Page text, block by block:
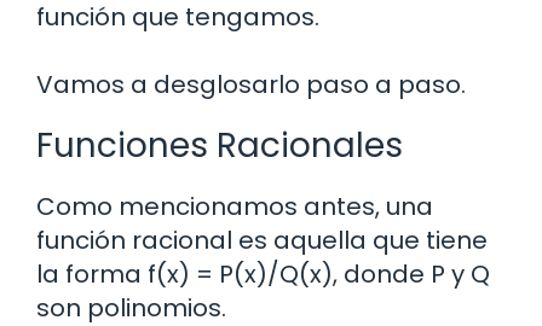
función que tengamos.
Vamos a desglosarlo paso a paso.
Funciones Racionales
Como mencionamos antes, una
función racional es aquella que tiene
la forma f(x) = P(x)/Q(x), donde P y Q
son polinomios.